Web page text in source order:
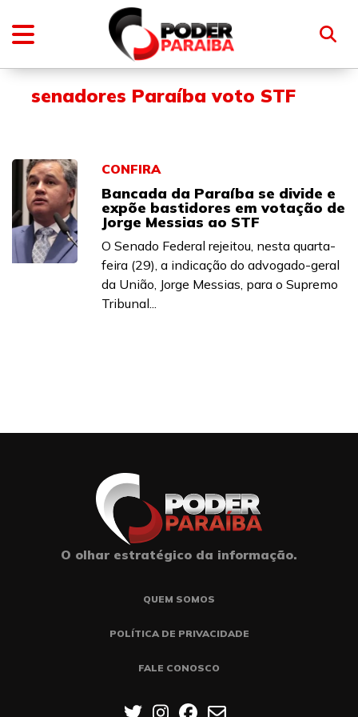
senadores Paraíba voto STF
CONFIRA
Bancada da Paraíba se divide e
expõe bastidores em votação de
Jorge Messias ao STF
O Senado Federal rejeitou, nesta quarta-
feira (29), a indicação do advogado-geral
da União, Jorge Messias, para o Supremo
Tribunal...
O olhar estratégico da informação.
QUEM SOMOS
POLÍTICA DE PRIVACIDADE
FALE CONOSCO